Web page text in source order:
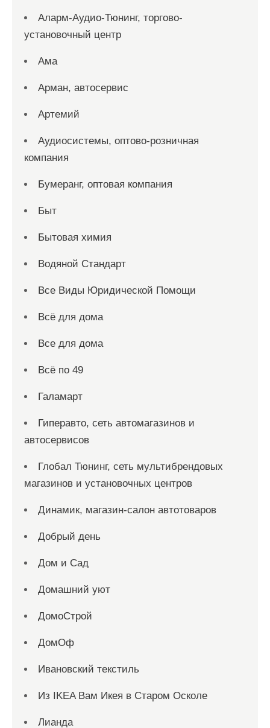
Аларм-Аудио-Тюнинг, торгово-
установочный центр
Ама
Арман, автосервис
Артемий
Аудиосистемы, оптово-розничная
компания
Бумеранг, оптовая компания
Быт
Бытовая химия
Водяной Стандарт
Все Виды Юридической Помощи
Всё для дома
Все для дома
Всё по 49
Галамарт
Гиперавто, сеть автомагазинов и
автосервисов
Глобал Тюнинг, сеть мультибрендовых
магазинов и установочных центров
Динамик, магазин-салон автотоваров
Добрый день
Дом и Сад
Домашний уют
ДомоСтрой
ДомОф
Ивановский текстиль
Из IKEA Вам Икея в Старом Осколе
Лианда